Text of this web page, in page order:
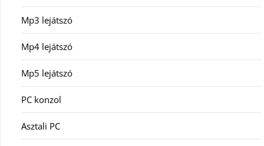
Mp3 lejátszó
Mp4 lejátszó
Mp5 lejátszó
PC konzol
Asztali PC